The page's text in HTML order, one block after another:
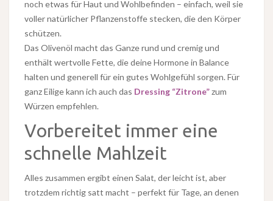
noch etwas für Haut und Wohlbefinden – einfach, weil sie
voller natürlicher Pflanzenstoffe stecken, die den Körper
schützen.
Das Olivenöl macht das Ganze rund und cremig und
enthält wertvolle Fette, die deine Hormone in Balance
halten und generell für ein gutes Wohlgefühl sorgen. Für
ganz Eilige kann ich auch das Dressing “Zitrone”zum
Würzen empfehlen.
Vorbereitet immer eine
schnelle Mahlzeit
Alles zusammen ergibt einen Salat, der leicht ist, aber
trotzdem richtig satt macht – perfekt für Tage, an denen